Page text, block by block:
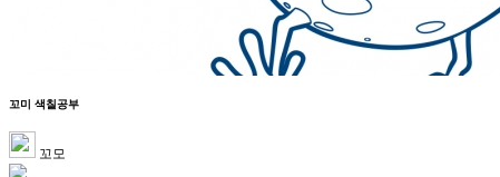
꼬미 색칠공부
꼬모